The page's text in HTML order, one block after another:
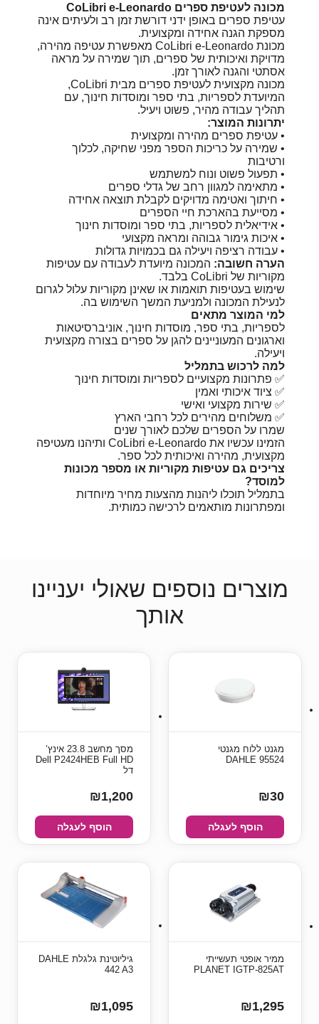
מכונה לעטיפת ספרים CoLibri e-Leonardo
עטיפת ספרים באופן ידני דורשת זמן רב ולעיתים אינה
מספקת הגנה אחידה ומקצועית.
מכונת CoLibri e-Leonardo מאפשרת עטיפה מהירה,
מדויקת ואיכותית של ספרים, תוך שמירה על מראה
אסתטי והגנה לאורך זמן.
מכונה מקצועית לעטיפת ספרים מבית CoLibri,
המיועדת לספריות, בתי ספר ומוסדות חינוך, עם
תהליך עבודה מהיר, פשוט ויעיל.
יתרונות המוצר:
• עטיפת ספרים מהירה ומקצועית
• שמירה על כריכות הספר מפני שחיקה, לכלוך
ורטיבות
• תפעול פשוט ונוח למשתמש
• מתאימה למגוון רחב של גדלי ספרים
• חיתוך ואטימה מדויקים לקבלת תוצאה אחידה
• מסייעת בהארכת חיי הספרים
• אידיאלית לספריות, בתי ספר ומוסדות חינוך
• איכות גימור גבוהה ומראה מקצועי
• עבודה רציפה ויעילה גם בכמויות גדולות
הערה חשובה: המכונה מיועדת לעבודה עם עטיפות
מקוריות של CoLibri בלבד.
שימוש בעטיפות תואמות או שאינן מקוריות עלול לגרום
לנעילת המכונה ולמניעת המשך השימוש בה.
למי המוצר מתאים
לספריות, בתי ספר, מוסדות חינוך, אוניברסיטאות
וארגונים המעוניינים להגן על ספרים בצורה מקצועית
ויעילה.
למה לרכוש בתמליל
✅ פתרונות מקצועיים לספריות ומוסדות חינוך
✅ ציוד איכותי ואמין
✅ שירות מקצועי ואישי
✅ משלוחים מהירים לכל רחבי הארץ
שמרו על הספרים שלכם לאורך שנים
הזמינו עכשיו את CoLibri e-Leonardo ותיהנו מעטיפה
מקצועית, מהירה ואיכותית לכל ספר.
צריכים גם עטיפות מקוריות או מספר מכונות
למוסד?
בתמליל תוכלו ליהנות מהצעות מחיר מיוחדות
ומפתרונות מותאמים לרכישה כמותית.
מוצרים נוספים שאולי יעניינו
אותך
מגנט ללוח מגנטי
DAHLE 95524
₪30
הוסף לעגלה
מסך מחשב ‏23.8 ‏אינץ’
Dell P2424HEB Full HD
דל
₪1,200
הוסף לעגלה
ממיר אופטי תעשייתי
PLANET IGTP-825AT
₪1,295
גיליוטינת גלגלת DAHLE
442 A3
₪1,095